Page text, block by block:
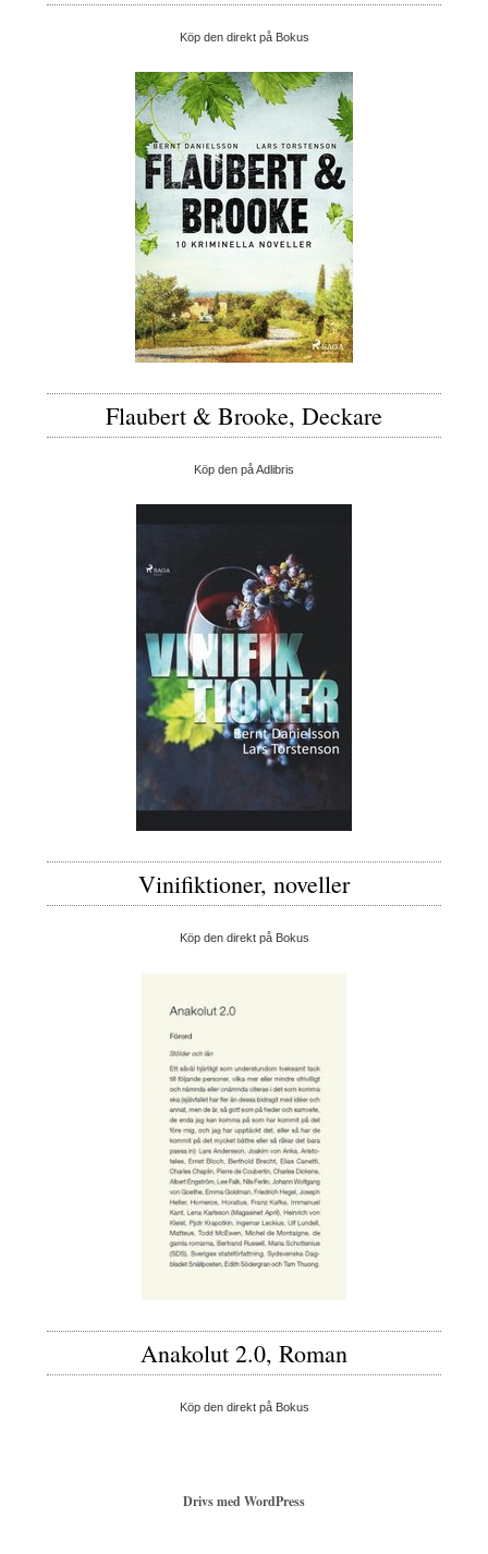
Köp den direkt på Bokus
Flaubert & Brooke, Deckare
Köp den på Adlibris
Vinifiktioner, noveller
Köp den direkt på Bokus
Anakolut 2.0, Roman
Köp den direkt på Bokus
Drivs med WordPress